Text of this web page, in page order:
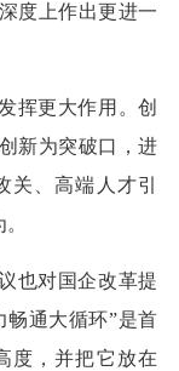
度上作出更进一
挥更大作用。创
新为突破口，进
、高端人才引
也对国企改革提
畅通大循环”是首
度，并把它放在